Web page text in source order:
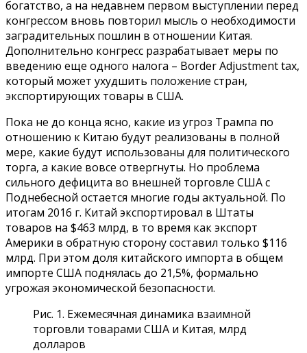
богатство, а на недавнем первом выступлении перед
конгрессом вновь повторил мысль о необходимости
заградительных пошлин в отношении Китая.
Дополнительно конгресс разрабатывает меры по
введению еще одного налога – Border Adjustment tax,
который может ухудшить положение стран,
экспортирующих товары в США.
Пока не до конца ясно, какие из угроз Трампа по
отношению к Китаю будут реализованы в полной
мере, какие будут использованы для политического
торга, а какие вовсе отвергнуты. Но проблема
сильного дефицита во внешней торговле США с
Поднебесной остается многие годы актуальной. По
итогам 2016 г. Китай экспортировал в Штаты
товаров на $463 млрд, в то время как экспорт
Америки в обратную сторону составил только $116
млрд. При этом доля китайского импорта в общем
импорте США поднялась до 21,5%, формально
угрожая экономической безопасности.
Рис. 1. Ежемесячная динамика взаимной
торговли товарами США и Китая, млрд
долларов